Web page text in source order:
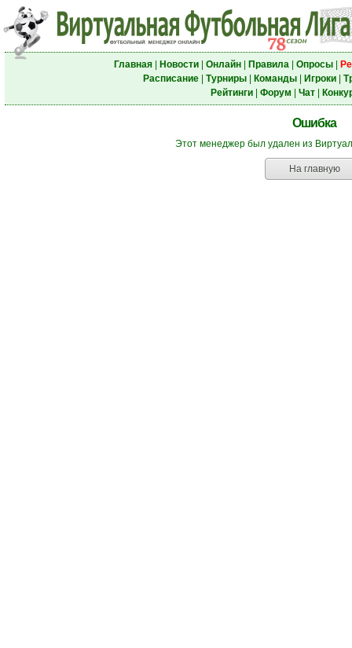
Главная| Новости| Онлайн| Правила| Опросы|
Расписание| Турниры| Команды| Игроки|
Рейтинги| Форум Чат|
Ошибка
Этот менеджер был удален из
На главную